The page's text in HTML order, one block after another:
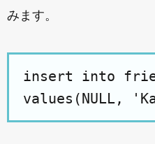
みます。
insert into
values(NULL,